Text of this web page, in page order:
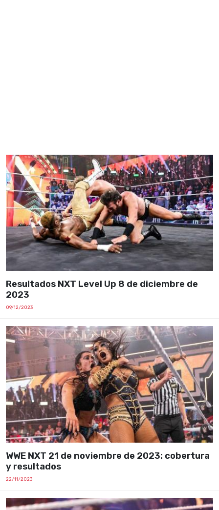
Resultados NXT Level Up 8 de diciembre de
2023
09/12/2023
WWE NXT 21 de noviembre de 2023: cobertura
y resultados
22/11/2023